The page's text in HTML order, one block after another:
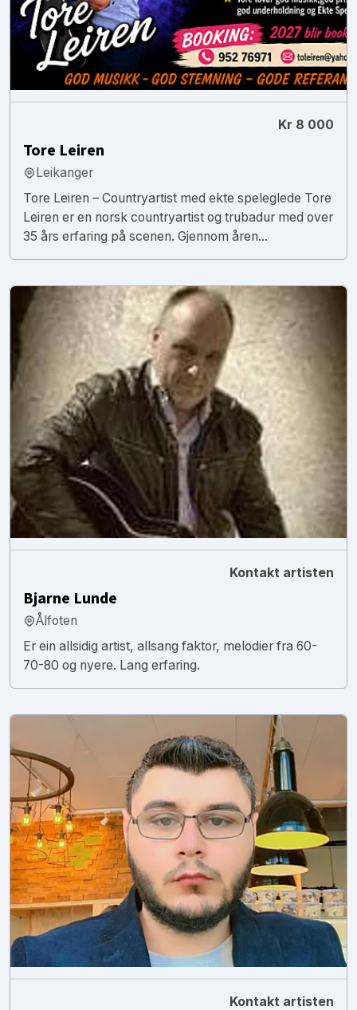
Kr 8 000
Tore Leiren
Leikanger
Tore Leiren – Countryartist med ekte speleglede Tore
Leiren er en norsk countryartist og trubadur med over
35 års erfaring på scenen. Gjennom åren...
Kontakt artisten
Bjarne Lunde
Ålfoten
Er ein allsidig artist, allsang faktor, melodier fra 60-
70-80 og nyere. Lang erfaring.
Kontakt artisten